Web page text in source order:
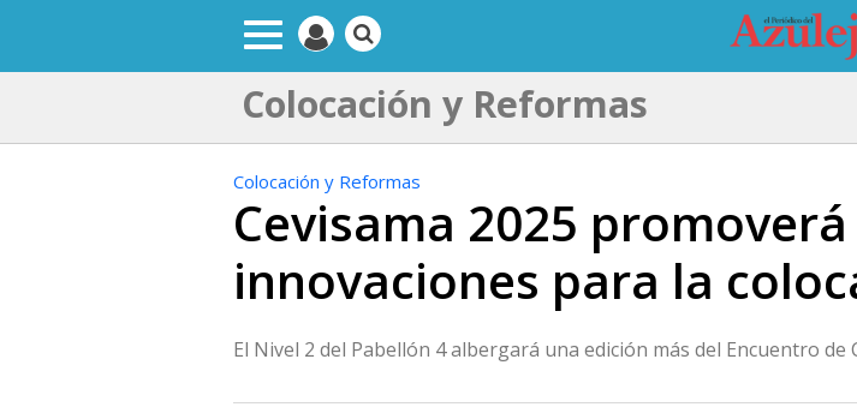
Colocación y Reformas
Colocación y Reformas
Cevisama 2025
innovaciones para la
El Nivel 2 del Pabellón 4 albergará una edición más del Encuentro de